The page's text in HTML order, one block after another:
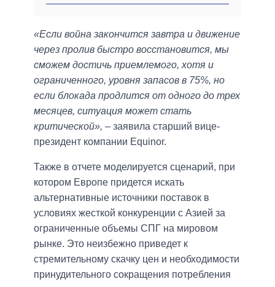
«Если война закончится завтра и движение
через пролив быстро восстановится, мы
сможем достичь приемлемого, хотя и
ограниченного, уровня запасов в 75%, но
если блокада продлится от одного до трех
месяцев, ситуация может стать
критической», – заявила старший вице-
президент компании Equinor.
Также в отчете моделируется сценарий, при
котором Европе придется искать
альтернативные источники поставок в
условиях жесткой конкуренции с Азией за
ограниченные объемы СПГ на мировом
рынке. Это неизбежно приведет к
стремительному скачку цен и необходимости
принудительного сокращения потребления